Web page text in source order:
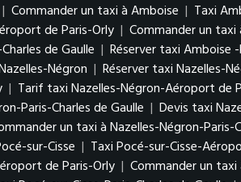
| Commander un taxi à Amboise | Taxi
de Paris-Orly | Commander un
de Gaulle | Réserver taxi Amboise
Négron | Réserver taxi Nazelles-
| Tarif taxi Nazelles-Négron-Aéroport de
Paris-Charles de Gaulle | Devis taxi
un taxi à Nazelles-Négron-Paris-
sur-Cisse | Taxi Pocé-sur-Cisse-
de Paris-Orly | Commander un